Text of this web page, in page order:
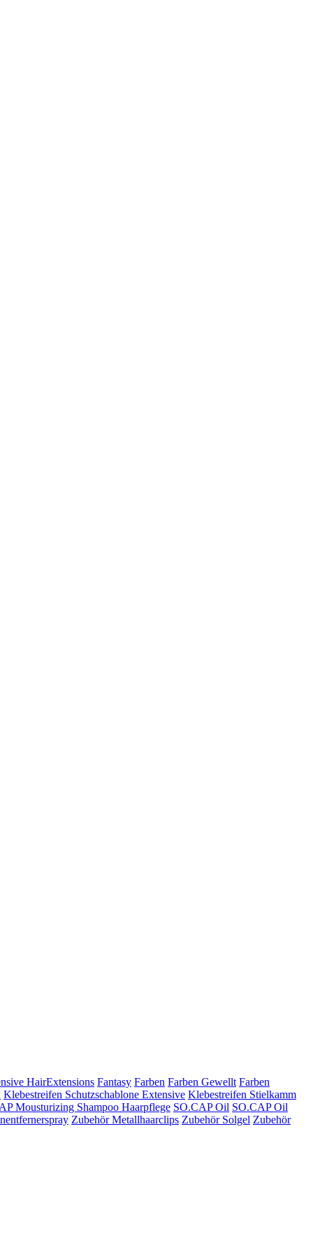
HairExtensions Fantasy Farben Farben Gewellt Farben
Klebestreifen Schutzschablone Extensive Klebestreifen Stielkamm
Mousturizing Shampoo Haarpflege SO.CAP Oil SO.CAP Oil
Zubehör Metallhaarclips Zubehör Solgel Zubehör